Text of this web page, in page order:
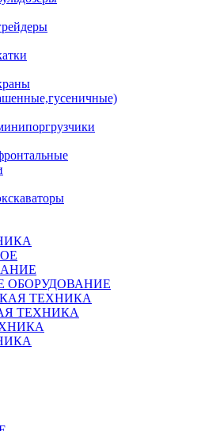
ОБОРУДОВАНИЕ
ТЕХНИКА